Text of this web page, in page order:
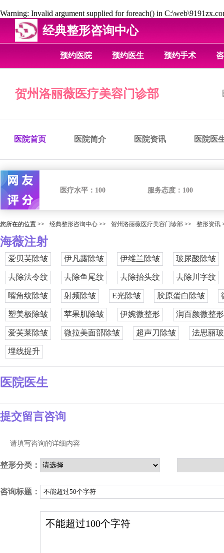
Warning: Invalid argument supplied for foreach() in
经典整形咨询中心
预约医院 预约医生 预约手术
贺州洛丽薇医疗美容门诊部
医院首页 医院简介 医院资讯 医院医
医疗水平： 100 服务态度： 100
您所在的位置 >> 经典整形咨询中心 >> 贺州洛丽薇医疗美容门诊部 >> 整形资讯
海薇注射
爱贝芙除皱 伊凡露除皱 伊维兰除皱 玻尿酸除皱
去除法令纹 去除鱼尾纹 去除抬头纹 去除川字纹
嘴角纹除皱 射频除皱 E光除皱 胶原蛋白除皱
塑美极除皱 苹果肌除皱 伊婉微整形 润百颜微整形
爱芙莱除皱 微拉美面部除皱 超声刀除皱 法思丽
埋线提升
医院医生
提交留言咨询
请填写咨询的详细内容
整形分类：
咨询标题：